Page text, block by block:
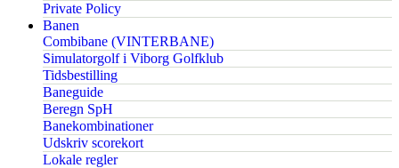
Private Policy
Banen
Combibane (VINTERBANE)
Simulatorgolf i Viborg Golfklub
Tidsbestilling
Baneguide
Beregn SpH
Banekombinationer
Udskriv scorekort
Lokale regler